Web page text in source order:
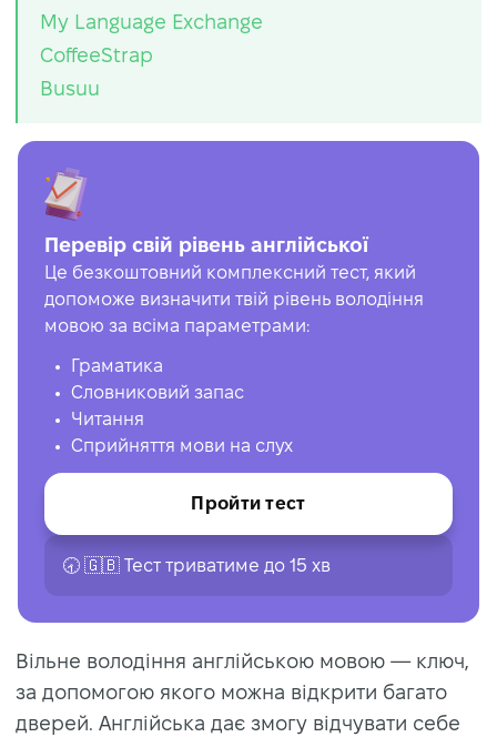
My Language Exchange
CoffeeStrap
Busuu
Перевір свій рівень англійської
Це безкоштовний комплексний тест, який
допоможе визначити твій рівень володіння
мовою за всіма параметрами:
Граматика
Словниковий запас
Читання
Сприйняття мови на слух
Пройти тест
🕣 🇬🇧 Тест триватиме до 15 хв
Вільне володіння англійською мовою — ключ,
за допомогою якого можна відкрити багато
дверей. Англійська дає змогу відчувати себе